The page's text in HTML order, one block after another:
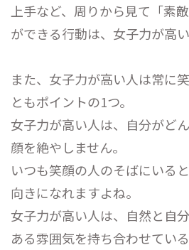
上手など、周りから見て「素
ができる行動は、女子力が高い
また、女子力が高い人は常に
ともポイントの1つ。
女子力が高い人は、自分がど
顔を絶やしません。
いつも笑顔の人のそばにいる
向きになれますよね。
女子力が高い人は、自然と自
ある雰囲気を持ち合わせている